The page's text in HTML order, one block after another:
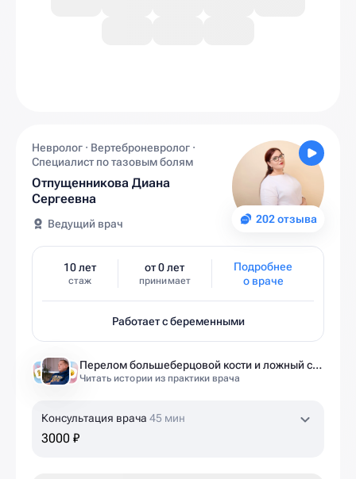
202 отзыва
Невролог · Вертеброневролог ·
Специалист по тазовым болям
Отпущенникова Диана
Сергеевна
Ведущий врач
10 лет
стаж
от 0 лет
принимает
Подробнее
о враче
Работает с беременными
Перелом большеберцовой кости и ложный сустав: моя история восстановления длиной в полтора года
Читать истории из практики врача
Консультация врача 45 мин
3000 ₽